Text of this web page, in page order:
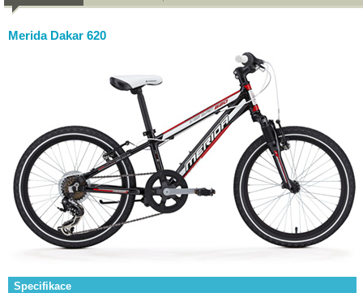
Merida Dakar 620
Specifikace